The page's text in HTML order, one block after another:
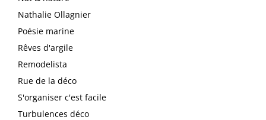
Nathalie Ollagnier
Poésie marine
Rêves d'argile
Remodelista
Rue de la déco
S'organiser c'est facile
Turbulences déco